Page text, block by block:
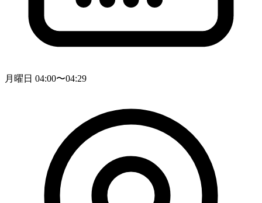
月曜日 04:00〜04:29